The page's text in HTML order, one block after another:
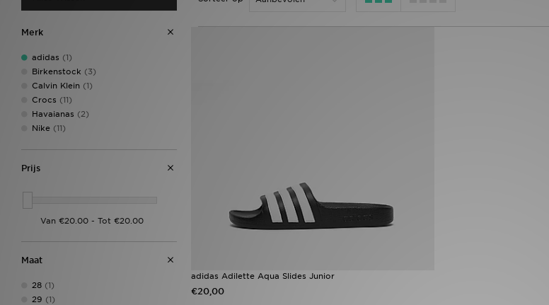
Merk
adidas (1)
Birkenstock (3)
Calvin Klein (1)
Crocs (11)
Havaianas (2)
Nike (11)
Prijs
Maat
28 (1)
29 (1)
adidas Adilette Aqua Slides Junior
€20,00